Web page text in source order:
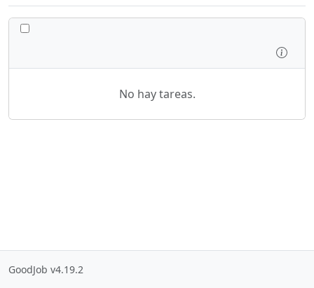
CONMUTAR TODAS LAS TAREAS
No hay tareas.
GoodJob v4.19.2